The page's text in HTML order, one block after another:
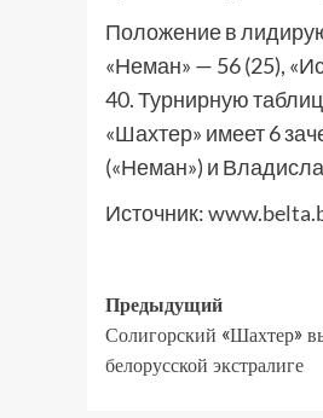
Положение в
«Неман» — 56 (25),
40. Турнирную
«Шахтер» имеет 6
(«Неман») и
Источник:
Предыдущий
Солигорский «Шахтер»
белорусской экстралиге